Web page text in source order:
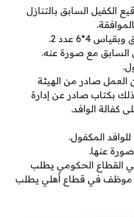
الكفيل السابق بالتنازل
4*6 عدد 2.
السابق مع صورة عنه.
العمل صادر من الهيئة
بكتاب صادر عن إدارة
كفالة الوافد.
للوافد المكفول.
عنها.
القطاع الحكومي يطلب
موظف في قطاع أهلي يطلب